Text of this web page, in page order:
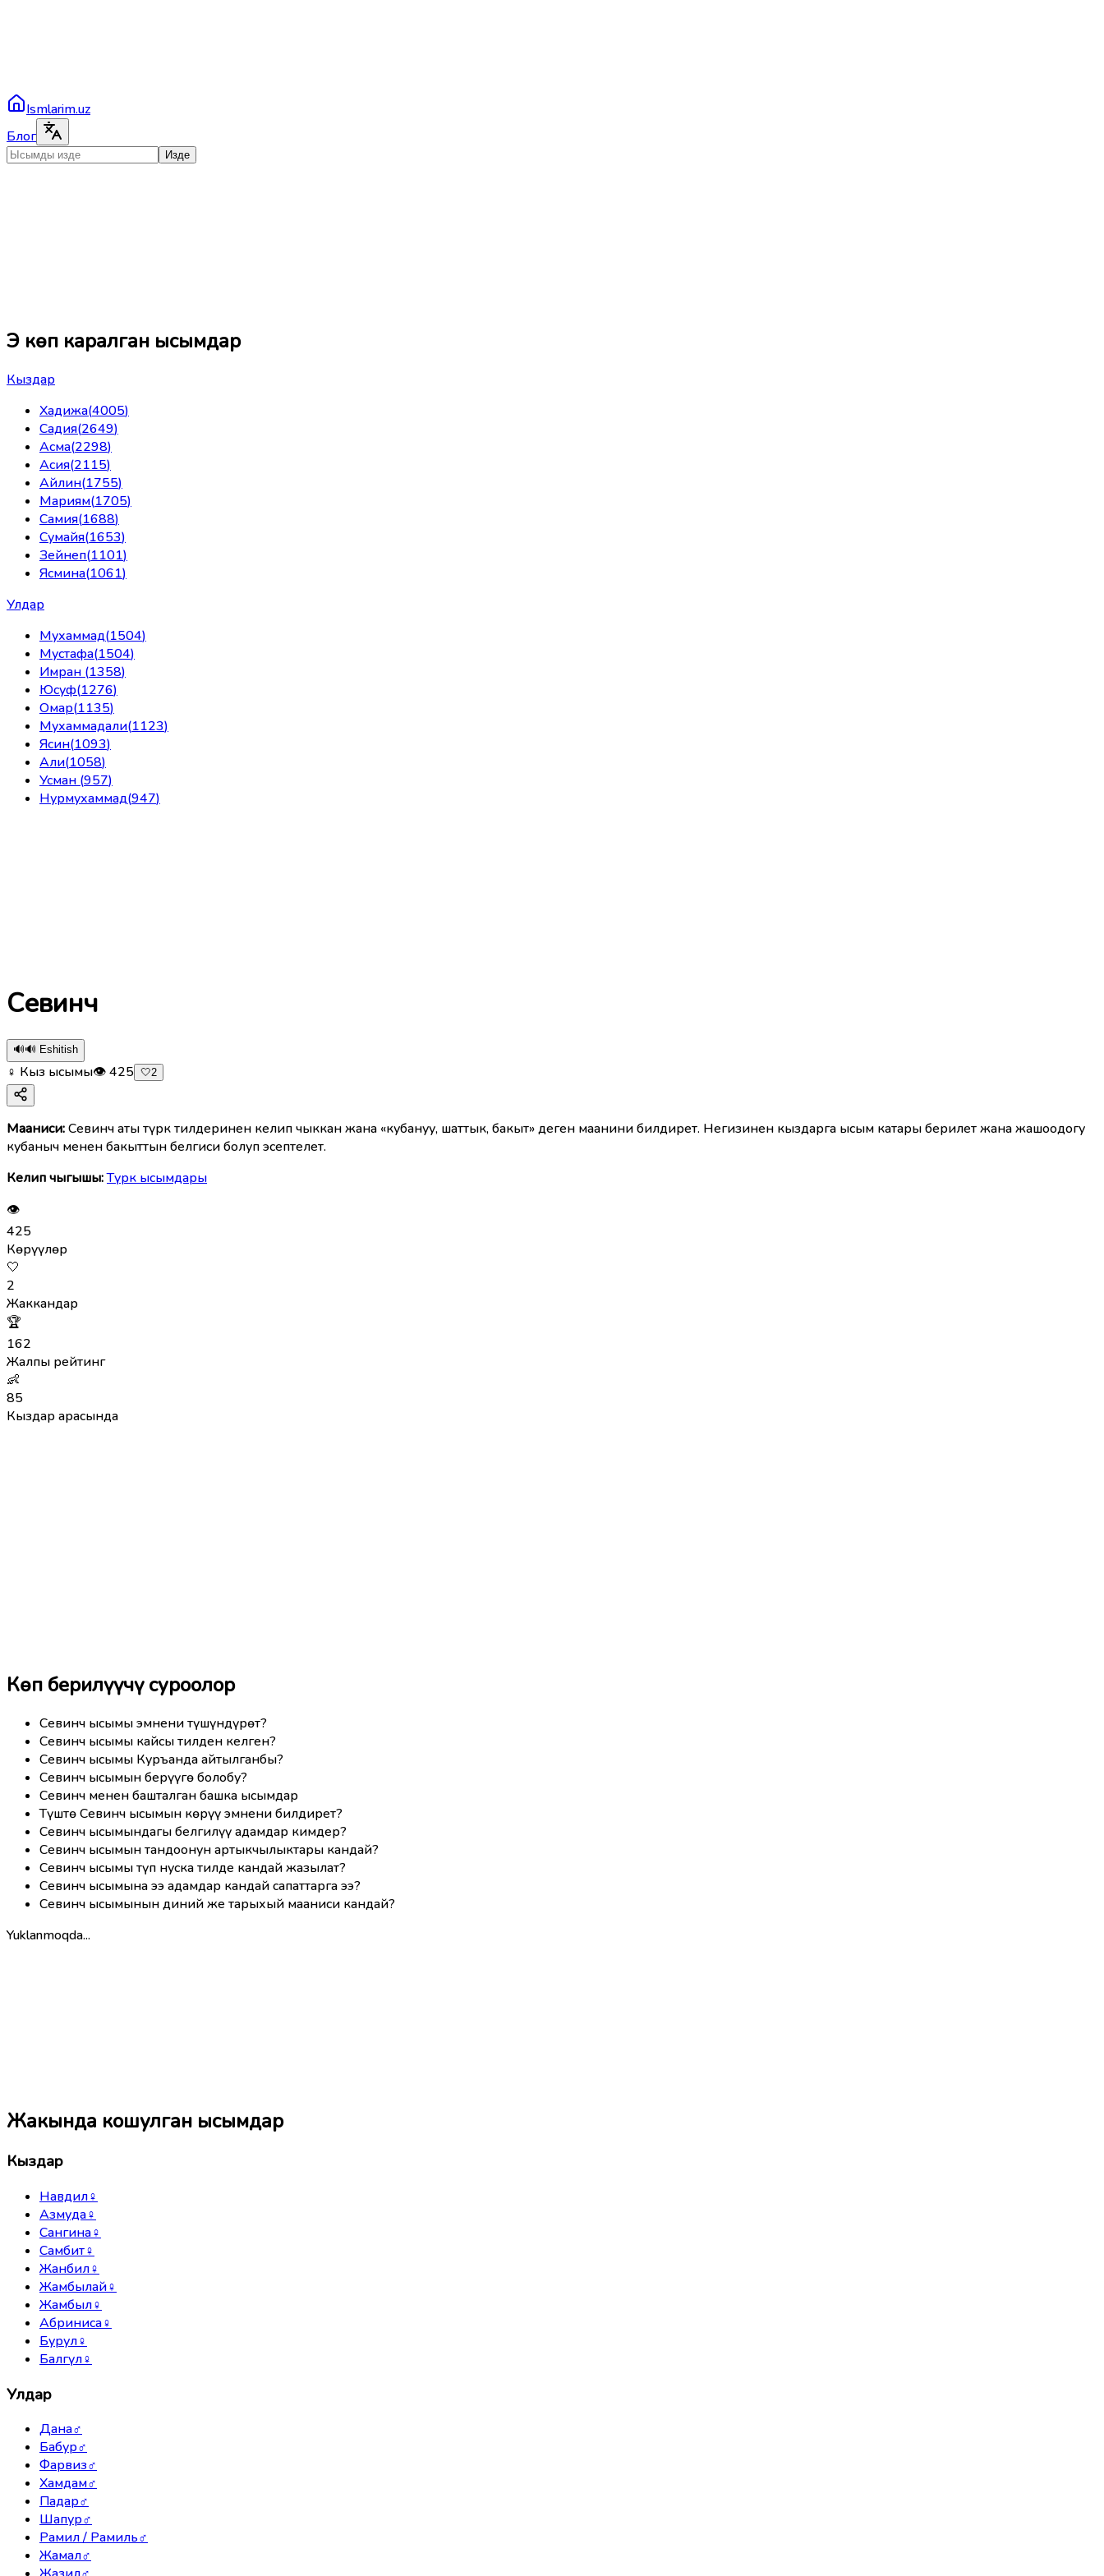
Ismlarim.uz
Блог
Изде
Эң көп каралган ысымдар
Кыздар
Хадижа(4005)
Садия(2649)
Асма(2298)
Асия(2115)
Айлин(1755)
Мариям(1705)
Самия(1688)
Сумайя(1653)
Зейнеп(1101)
Ясмина(1061)
Улдар
Мухаммад(1504)
Мустафа(1504)
Имран (1358)
Юсуф(1276)
Омар(1135)
Мухаммадали(1123)
Ясин(1093)
Али(1058)
Усман (957)
Нурмухаммад(947)
Севинч
🔊🔊 Eshitish
♀ Кыз ысымы👁425 🤍2
Мааниcи:Севинч аты түрк тилдеринен келип чыккан жана «кубануу, шаттык, бакыт» деген маанини билдирет. Негизинен кыздарга ысым катары берилет жана жашоодогу
кубаныч менен бакыттын белгиси болуп эсептелет.
Келип чыгышы:Түрк ысымдары
👁
425
Көрүүлөр
🤍
2
Жаккандар
🏆
162
Жалпы рейтинг
👶
85
Кыздар арасында
Көп берилүүчү суроолор
Севинч ысымы эмнени түшүндүрөт?
Севинч ысымы кайсы тилден келген?
Севинч ысымы Куръанда айтылганбы?
Севинч ысымын берүүгө болобу?
Севинч менен башталган башка ысымдар
Түштө Севинч ысымын көрүү эмнени билдирет?
Севинч ысымындагы белгилүү адамдар кимдер?
Севинч ысымын тандоонун артыкчылыктары кандай?
Севинч ысымы түп нуска тилде кандай жазылат?
Севинч ысымына ээ адамдар кандай сапаттарга ээ?
Севинч ысымынын диний же тарыхый мааниси кандай?
Yuklanmoqda...
Жакында кошулган ысымдар
Кыздар
Навдил♀
Азмуда♀
Сангина♀
Самбит♀
Жанбил♀
Жамбылай♀
Жамбыл♀
Абриниса♀
Бурул♀
Балгүл♀
Улдар
Дана♂
Бабур♂
Фарвиз♂
Хамдам♂
Падар♂
Шапур♂
Рамил / Рамиль♂
Жамал♂